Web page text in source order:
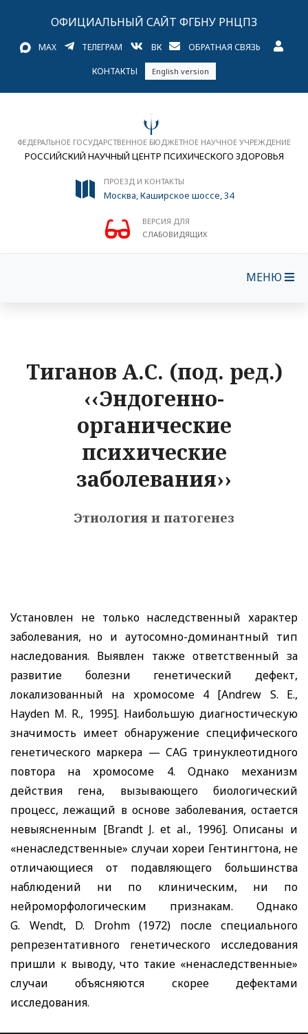
ОФИЦИАЛЬНЫЙ САЙТ ФГБНУ РНЦПЗ
MAX ТЕЛЕГРАМ ВК ОБРАТНАЯ СВЯЗЬ
КОНТАКТЫ English version
ФЕДЕРАЛЬНОЕ ГОСУДАРСТВЕННОЕ БЮДЖЕТНОЕ НАУЧНОЕ УЧРЕЖДЕНИЕ
РОССИЙСКИЙ НАУЧНЫЙ ЦЕНТР ПСИХИЧЕСКОГО ЗДОРОВЬЯ
ПРОЕЗД И КОНТАКТЫ
Москва, Каширское шоссе, 34
ВЕРСИЯ ДЛЯ
СЛАБОВИДЯЩИХ
МЕНЮ
Тиганов А.С. (под. ред.)
‹‹Эндогенно-
органические
психические
заболевания››
Этиология и патогенез
Установлен не только наследственный характер
заболевания, но и аутосомно-доминантный тип
наследования. Выявлен также ответственный за
развитие болезни генетический дефект,
локализованный на хромосоме 4 [Andrew S. E.,
Hayden M. R., 1995]. Наибольшую диагностическую
значимость имеет обнаружение специфического
генетического маркера — CAG тринуклеотидного
повтора на хромосоме 4. Однако механизм
действия гена, вызывающего биологический
процесс, лежащий в основе заболевания, остается
невыясненным [Brandt J. et al., 1996]. Описаны и
«ненаследственные» случаи хореи Гентингтона, не
отличающиеся от подавляющего большинства
наблюдений ни по клиническим, ни по
нейроморфологическим признакам. Однако
G. Wendt, D. Drohm (1972) после специального
репрезентативного генетического исследования
пришли к выводу, что такие «ненаследственные»
случаи объясняются скорее дефектами
исследования.